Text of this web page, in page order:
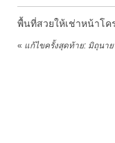
พื้นที่สวยให้เช่าหน้าโ
« แก้ไขครั้งสุดท้าย: มิถุนาย